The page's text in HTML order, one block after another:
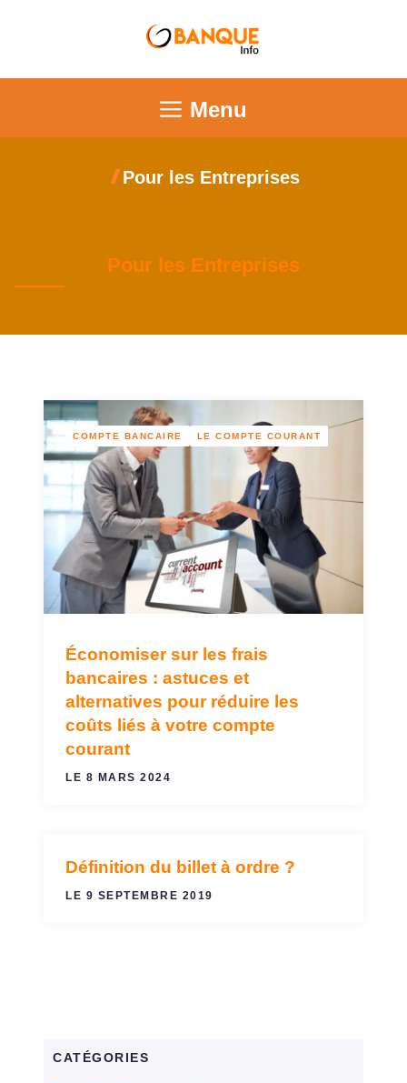
Menu
Pour les Entreprises
Pour les Entreprises
COMPTE BANCAIRE LE COMPTE COURANT
Économiser sur les frais
bancaires : astuces et
alternatives pour réduire les
coûts liés à votre compte
courant
LE 8 MARS 2024
LE COMPTE COURANT
Définition du billet à ordre ?
LE 9 SEPTEMBRE 2019
CATÉGORIES